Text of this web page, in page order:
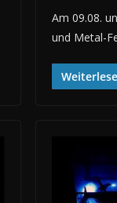
Am 09.08.
und Metal-